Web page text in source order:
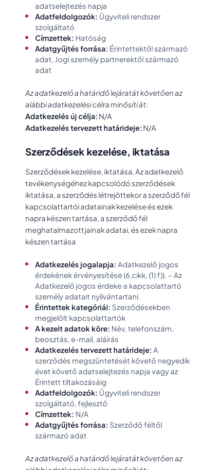
adatselejtezés napja
Adatfeldolgozók: Ügyviteli rendszer
szolgáltató
Címzettek: Hatóság
Adatgyűjtés forrása: Érintettektől származó
adat, Jogi személy partnerektől származó
adat
Az adatkezelő a határidő lejáratát követően az
alábbi adatkezelési célra minősíti át:
Adatkezelés új célja: N/A
Adatkezelés tervezett határideje: N/A
Szerződések kezelése, iktatása
Szerződések kezelése, iktatása, Az adatkezelő
tevékenységéhez kapcsolódó szerződések
iktatása, a szerződés létrejöttekor a szerződő fél
kapcsolattartói adatainak kezelése és ezek
napra készen tartása, a szerződő fél
meghatalmazottjainak adatai, és ezek napra
készen tartása
Adatkezelés jogalapja: Adatkezelő jogos
érdekének érvényesítése (6.cikk, (1) f)). – Az
Adatkezelő jogos érdeke a kapcsolattartó
személy adatait nyilvántartani.
Érintettek kategóriái: Szerződésekben
megjelölt kapcsolattartók
A kezelt adatok köre: Név, telefonszám,
beosztás, e-mail, aláírás
Adatkezelés tervezett határideje: A
szerződés megszüntetését követő negyedik
évet követő adatselejtezés napja vagy az
Érintett tiltakozásáig
Adatfeldolgozók: Ügyviteli rendszer
szolgáltató, fejlesztő
Címzettek: N/A
Adatgyűjtés forrása: Szerződő féltől
származó adat
Az adatkezelő a határidő lejáratát követően az